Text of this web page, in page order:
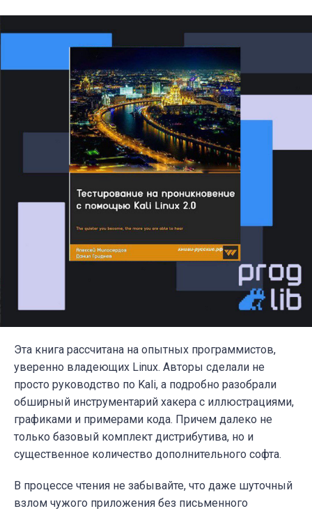
Эта книга рассчитана на опытных программистов,
уверенно владеющих Linux. Авторы сделали не
просто руководство по Kali, а подробно разобрали
обширный инструментарий хакера с иллюстрациями,
графиками и примерами кода. Причем далеко не
только базовый комплект дистрибутива, но и
существенное количество дополнительного софта.
В процессе чтения не забывайте, что даже шуточный
взлом чужого приложения без письменного